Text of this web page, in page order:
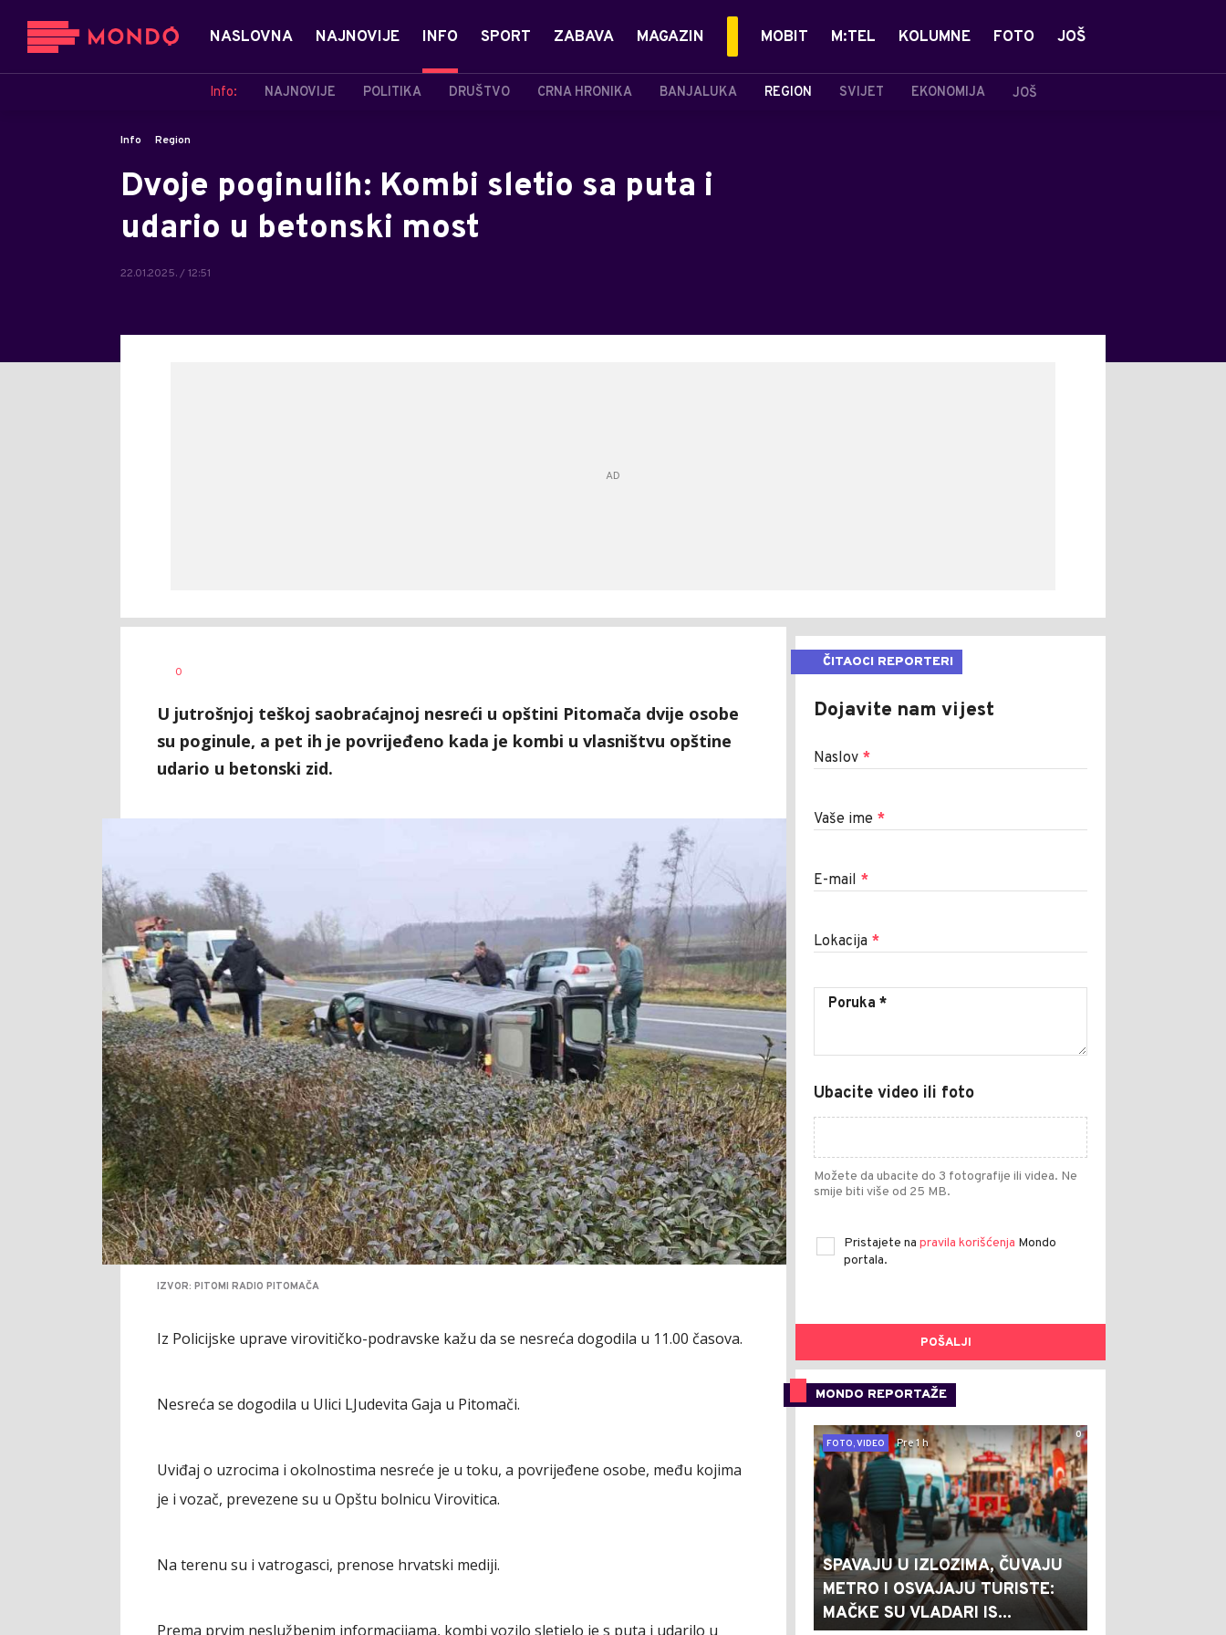
NASLOVNA NAJNOVIJE INFO
Info: NAJNOVIJE POLITIKA DRUŠTVO CRNA HRONIKA BANJALUKA REGION SVIJET EKONOMIJA JOŠ
SPORT ZABAVA MAGAZIN MOBIT M:TEL KOLUMNE FOTO JOŠ
Info Region
Dvoje poginulih: Kombi sletio sa puta i
udario u betonski most
22.01.2025. / 12:51
AUTOR
0
U jutrošnjoj teškoj saobraćajnoj nesreći u opštini Pitomača dvije osobe
su poginule, a pet ih je povrijeđeno kada je kombi u vlasništvu opštine
udario u betonski zid.
IZVOR: PITOMI RADIO PITOMAČA
Iz Policijske uprave virovitičko-podravske kažu da se nesreća dogodila u 11.00 časova.
Nesreća se dogodila u Ulici LJudevita Gaja u Pitomači.
Uviđaj o uzrocima i okolnostima nesreće je u toku, a povrijeđene osobe, među kojima
je i vozač, prevezene su u Opštu bolnicu Virovitica.
Na terenu su i vatrogasci, prenose hrvatski mediji.
Prema prvim neslužbenim informacijama, kombi vozilo sletjelo je s puta i udarilo u
ČITAOCI REPORTERI
Dojavite nam vijest
Naslov *
Vaše ime *
E-mail *
Lokacija *
Ubacite video ili foto
Možete da ubacite do 3 fotografije ili videa. Ne
smije biti više od 25 MB.
Pristajete na pravila korišćenja Mondo
portala.
POŠALJI
MONDO REPORTAŽE
0
FOTO, VIDEO
Pre 1 h
SPAVAJU U IZLOZIMA, ČUVAJU
METRO I OSVAJAJU TURISTE:
MAČKE SU VLADARI IS...